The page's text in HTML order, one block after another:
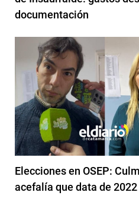
documentación
Elecciones en OSEP:
acefalía que data de 2022